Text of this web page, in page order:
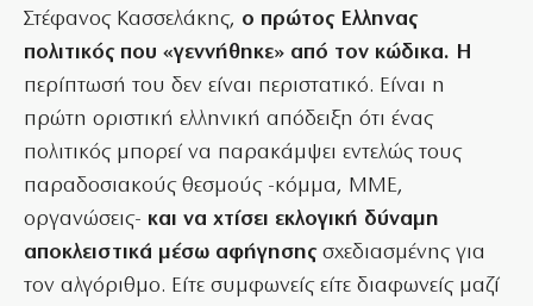
Στέφανος Κασσελάκης, ο πρώτος Ελληνας
πολιτικός που «γεννήθηκε» από τον κώδικα. Η
περίπτωσή του δεν είναι περιστατικό. Είναι η
πρώτη οριστική ελληνική απόδειξη ότι ένας
πολιτικός μπορεί να παρακάμψει εντελώς τους
παραδοσιακούς θεσμούς -κόμμα, ΜΜΕ,
οργανώσεις- και να χτίσει εκλογική δύναμη
αποκλειστικά μέσω αφήγησης σχεδιασμένης για
τον αλγόριθμο. Είτε συμφωνείς είτε διαφωνείς μαζί